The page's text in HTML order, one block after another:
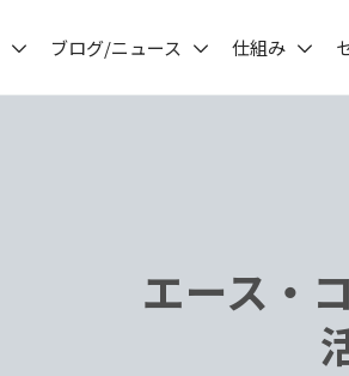
ブログ/ニュース 仕組み
エース・